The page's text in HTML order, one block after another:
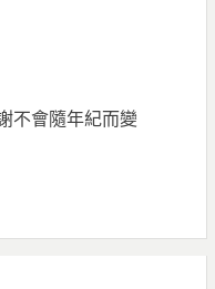
不會隨年紀而變